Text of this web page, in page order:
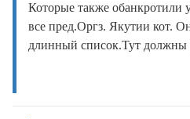
Которые также обанкротили
все пред.Оргз. Якутии кот.
длинный список.Тут